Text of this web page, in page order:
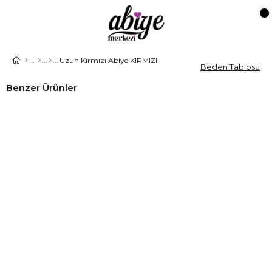
Uzun Kırmızı Abiye KIRMIZI
Benzer Ürünler
Beden Tablosu